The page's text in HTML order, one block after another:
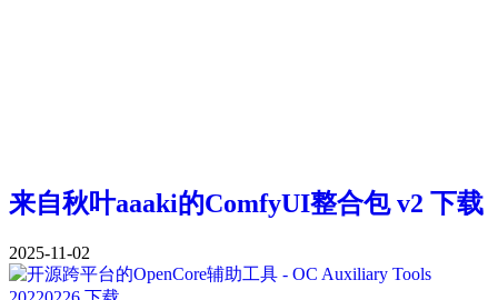
来自秋叶aaaki的ComfyUI整合包 v2 下载
2025-11-02